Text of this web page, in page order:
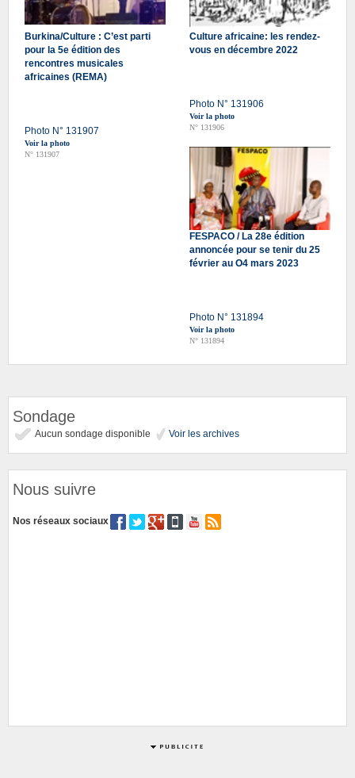
Burkina/Culture : C’est parti
pour la 5e édition des
rencontres musicales
africaines (REMA)
Photo N° 131907
Voir la photo
N° 131907
Culture africaine: les rendez-
vous en décembre 2022
Photo N° 131906
Voir la photo
N° 131906
FESPACO / La 28e édition
annoncée pour se tenir du 25
février au O4 mars 2023
Photo N° 131894
Voir la photo
N° 131894
Sondage
Aucun sondage disponible Voir les archives
Nous suivre
Nos réseaux sociaux